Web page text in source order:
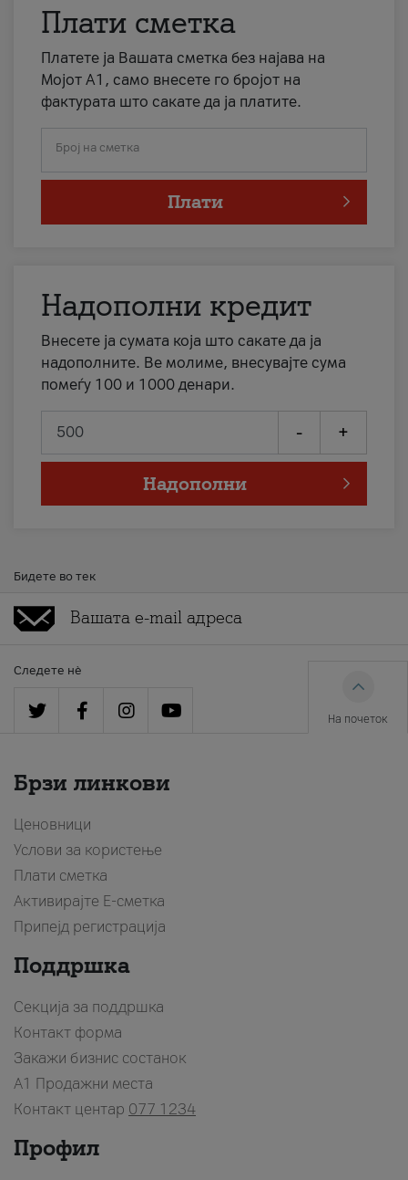
Плати сметка
Платете ја Вашата сметка без најава на
Мојот А1, само внесете го бројот на
фактурата што сакате да ја платите.
Број на сметка
Плати
Надополни кредит
Внесете ја сумата која што сакате да ја
надополните. Ве молиме, внесувајте сума
помеѓу 100 и 1000 денари.
- +
Надополни
Бидете во тек
Следете нè
На почеток
Брзи линкови
Ценовници
Услови за користење
Плати сметка
Активирајте Е-сметка
Припејд регистрација
Поддршка
Секција за поддршка
Контакт форма
Закажи бизнис состанок
A1 Продажни места
Контакт центар 077 1234
Профил